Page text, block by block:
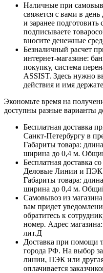
Наличные при
свяжется с вами в
и заранее
подписываете
вносите денежные
Безналичный расчет
интернет-магазине:
покупку, система
ASSIST. Здесь нужно
действия и имя
Экономьте время на
доступны разные варианты
Бесплатная доставка
Санкт-Петербургу в
Габариты товара:
ширина до 0,4 м.
Бесплатная доставка
Деловые Линии и ПЭК
Габариты товара:
ширина до 0,4 м.
Самовывоз из
вам придет
обратитесь к
номер. Адрес
лит.Д
Доставка при помощи
города РФ. На выбор
линии, ПЭК или другая
оплачивается